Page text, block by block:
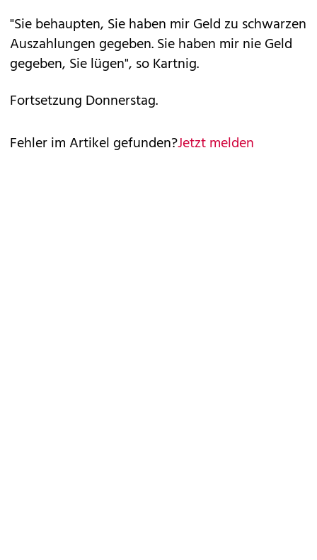
"Sie behaupten, Sie haben mir Geld zu schwarzen
Auszahlungen gegeben. Sie haben mir nie Geld
gegeben, Sie lügen", so Kartnig.
Fortsetzung Donnerstag.
Fehler im Artikel gefunden?Jetzt melden